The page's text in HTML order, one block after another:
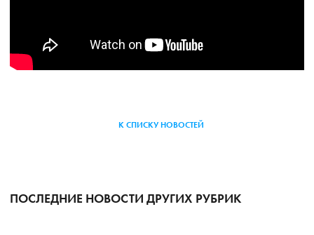
К СПИСКУ НОВОСТЕЙ
ПОСЛЕДНИЕ НОВОСТИ ДРУГИХ РУБРИК